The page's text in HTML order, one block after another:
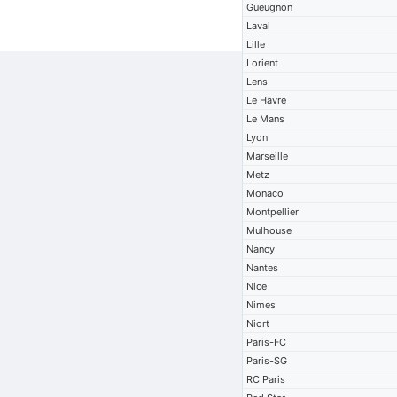
Gueugnon
Laval
Lille
Lorient
Lens
Le Havre
Le Mans
Lyon
Marseille
Metz
Monaco
Montpellier
Mulhouse
Nancy
Nantes
Nice
Nimes
Niort
Paris-FC
Paris-SG
RC Paris